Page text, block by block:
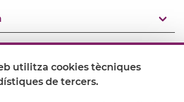
utilitza cookies tècniques
de tercers.